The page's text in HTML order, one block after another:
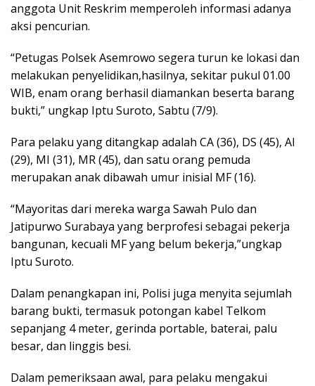
anggota Unit Reskrim memperoleh informasi adanya
aksi pencurian.
“Petugas Polsek Asemrowo segera turun ke lokasi dan
melakukan penyelidikan,hasilnya, sekitar pukul 01.00
WIB, enam orang berhasil diamankan beserta barang
bukti,” ungkap Iptu Suroto, Sabtu (7/9).
Para pelaku yang ditangkap adalah CA (36), DS (45), AI
(29), MI (31), MR (45), dan satu orang pemuda
merupakan anak dibawah umur inisial MF (16).
“Mayoritas dari mereka warga Sawah Pulo dan
Jatipurwo Surabaya yang berprofesi sebagai pekerja
bangunan, kecuali MF yang belum bekerja,”ungkap
Iptu Suroto.
Dalam penangkapan ini, Polisi juga menyita sejumlah
barang bukti, termasuk potongan kabel Telkom
sepanjang 4 meter, gerinda portable, baterai, palu
besar, dan linggis besi.
Dalam pemeriksaan awal, para pelaku mengakui